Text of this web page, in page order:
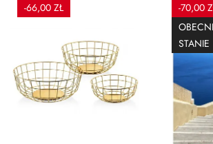
-66,00 ZŁ
-70,00
STANIE